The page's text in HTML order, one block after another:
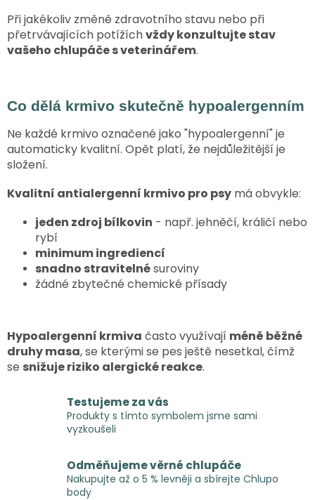
Při jakékoliv změně zdravotního stavu nebo při
přetrvávajících potížíchvždy konzultujte stav
vašeho chlupáče s veterinářem.
Co dělá krmivo skutečně hypoalergenním
Ne každé krmivo označené jako "hypoalergenní" je
automaticky kvalitní. Opět platí, že nejdůležitější je
složení.
Kvalitní antialergenní krmivo pro psy má obvykle:
jeden zdroj bílkovin - např. jehněčí, králičí nebo
rybí
minimum ingrediencí
snadno stravitelnésuroviny
žádné zbytečné chemické přísady
Hypoalergenní krmiva často využívají méně běžné
druhy masa, se kterými se pes ještě nesetkal, čímž
se snižuje riziko alergické reakce.
Testujeme za vás
Produkty s tímto symbolem jsme sami
vyzkoušeli
Odměňujeme věrné chlupáče
Nakupujte až o 5 % levněji a sbírejte Chlupo
body